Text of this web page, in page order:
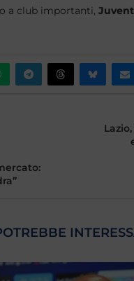
a club importanti,